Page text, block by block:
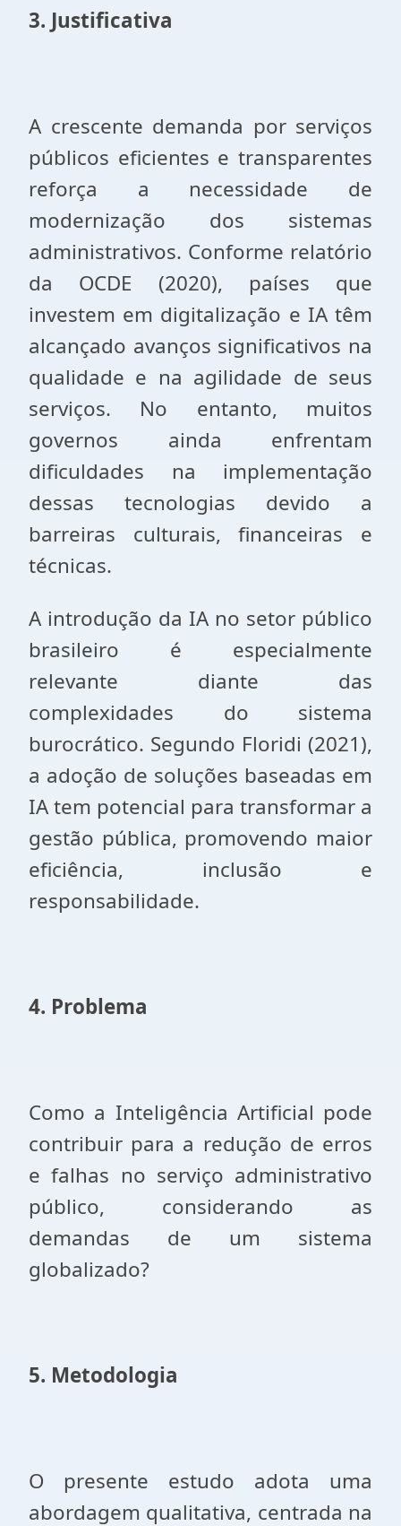
3. Justificativa
A crescente demanda por serviços
públicos eficientes e transparentes
reforça a necessidade de
modernização dos sistemas
administrativos. Conforme relatório
da OCDE (2020), países que
investem em digitalização e IA têm
alcançado avanços significativos na
qualidade e na agilidade de seus
serviços. No entanto, muitos
governos ainda enfrentam
dificuldades na implementação
dessas tecnologias devido a
barreiras culturais, financeiras e
técnicas.
A introdução da IA no setor público
brasileiro é especialmente
relevante diante das
complexidades do sistema
burocrático. Segundo Floridi (2021),
a adoção de soluções baseadas em
IA tem potencial para transformar a
gestão pública, promovendo maior
eficiência, inclusão e
responsabilidade.
4. Problema
Como a Inteligência Artificial pode
contribuir para a redução de erros
e falhas no serviço administrativo
público, considerando as
demandas de um sistema
globalizado?
5. Metodologia
O presente estudo adota uma
abordagem qualitativa, centrada na